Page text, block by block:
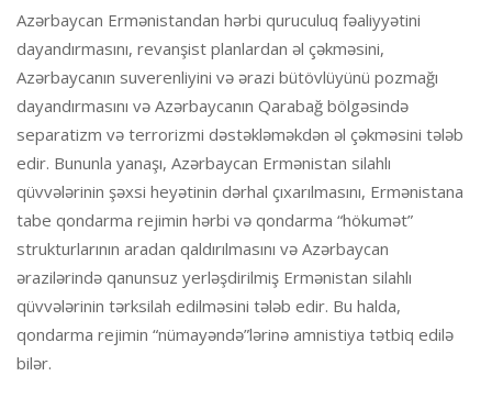
Azərbaycan Ermənistandan hərbi quruculuq fəaliyyətini
dayandırmasını, revanşist planlardan əl çəkməsini,
Azərbaycanın suverenliyini və ərazi bütövlüyünü pozmağı
dayandırmasını və Azərbaycanın Qarabağ bölgəsində
separatizm və terrorizmi dəstəkləməkdən əl çəkməsini tələb
edir. Bununla yanaşı, Azərbaycan Ermənistan silahlı
qüvvələrinin şəxsi heyətinin dərhal çıxarılmasını, Ermənistana
tabe qondarma rejimin hərbi və qondarma “hökumət”
strukturlarının aradan qaldırılmasını və Azərbaycan
ərazilərində qanunsuz yerləşdirilmiş Ermənistan silahlı
qüvvələrinin tərksilah edilməsini tələb edir. Bu halda,
qondarma rejimin “nümayəndə”lərinə amnistiya tətbiq edilə
bilər.